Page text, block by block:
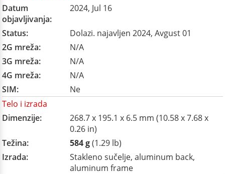
Datum
objavljivanja:
2024, Jul 16
Status:
Dolazi. najavljen 2024, Avgust 01
2G mreža:
N/A
3G mreža:
N/A
4G mreža:
N/A
SIM:
Ne
Telo i izrada
Dimenzije:
268.7 x 195.1 x 6.5 mm (10.58 x 7.68 x
0.26 in)
Težina:
584 g(1.29 lb)
Izrada:
Stakleno sučelje, aluminum back,
aluminum frame